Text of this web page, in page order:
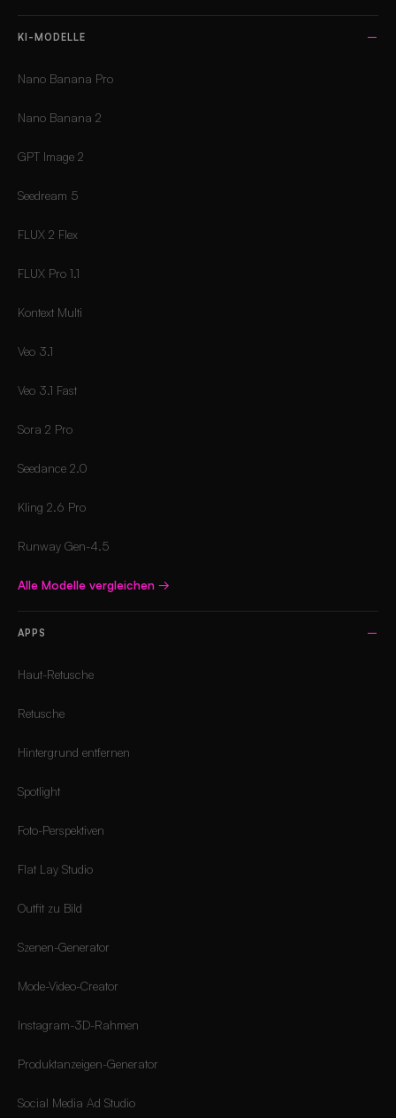
KI-MODELLE
Nano Banana Pro
Nano Banana 2
GPT Image 2
Seedream 5
FLUX 2 Flex
FLUX Pro 1.1
Kontext Multi
Veo 3.1
Veo 3.1 Fast
Sora 2 Pro
Seedance 2.0
Kling 2.6 Pro
Runway Gen-4.5
Alle Modelle vergleichen →
APPS
Haut-Retusche
Retusche
Hintergrund entfernen
Spotlight
Foto-Perspektiven
Flat Lay Studio
Outfit zu Bild
Szenen-Generator
Mode-Video-Creator
Instagram-3D-Rahmen
Produktanzeigen-Generator
Social Media Ad Studio